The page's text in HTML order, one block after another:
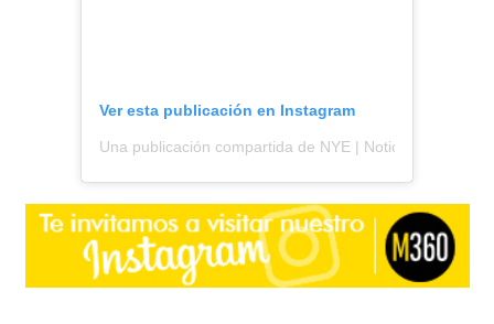
Ver esta publicación en Instagram
Una publicación compartida de NYE | Noticias y